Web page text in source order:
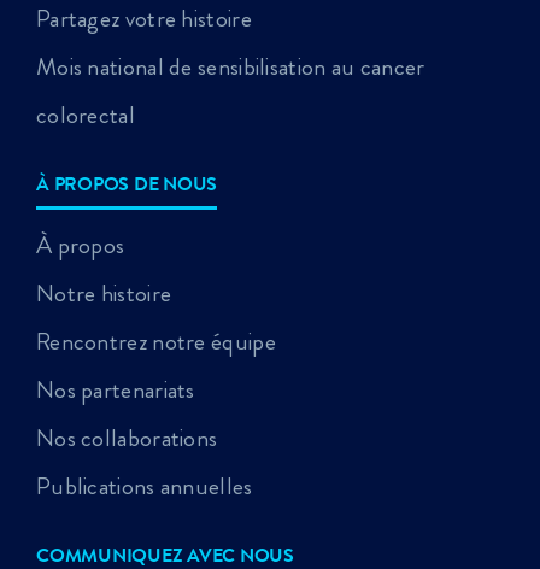
Partagez votre histoire
Mois national de sensibilisation au cancer
colorectal
À PROPOS DE NOUS
À propos
Notre histoire
Rencontrez notre équipe
Nos partenariats
Nos collaborations
Publications annuelles
COMMUNIQUEZ AVEC NOUS